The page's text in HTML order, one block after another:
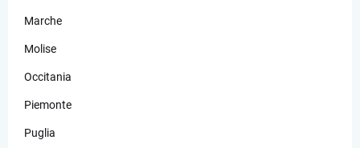
Marche
Molise
Occitania
Piemonte
Puglia